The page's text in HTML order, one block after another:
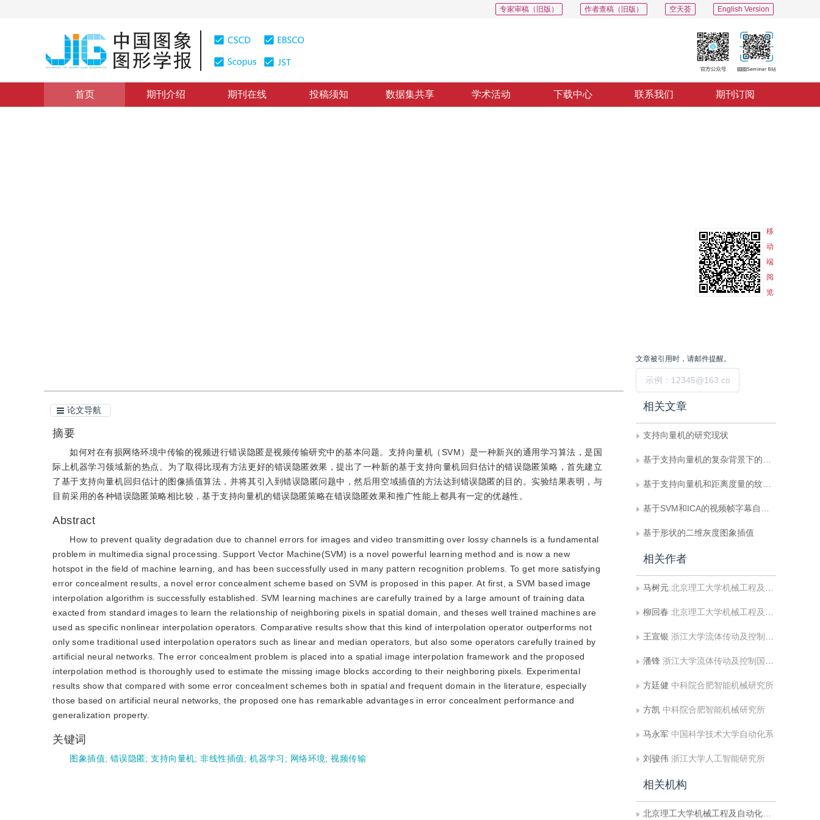
English Version
空天荟
作者查稿（旧版）
专家审稿（旧版）
首页 期刊介绍 期刊在线 投稿须知 数据集共享 学术活动 下载中心 联系我们 期刊订阅
移
动
端
阅
览
论文导航
摘要
如何对在有损网络环境中传输的视频进行错误隐匿是视频传输研究中的基本问题。支持向量机（SVM）是一种新兴的通用学习算法，是国
际上机器学习领域新的热点。为了取得比现有方法更好的错误隐匿效果，提出了一种新的基于支持向量机回归估计的错误隐匿策略，首先建立
了基于支持向量机回归估计的图像插值算法，并将其引入到错误隐匿问题中，然后用空域插值的方法达到错误隐匿的目的。实验结果表明，与
目前采用的各种错误隐匿策略相比较，基于支持向量机的错误隐匿策略在错误隐匿效果和推广性能上都具有一定的优越性。
Abstract
How to prevent quality degradation due to channel errors for images and video transmitting over lossy channels is a fundamental
problem in multimedia signal processing. Support Vector Machine(SVM) is a novel powerful learning method and is now a new
hotspot in the field of machine learning, and has been successfully used in many pattern recognition problems. To get more satisfying
error concealment results, a novel error concealment scheme based on SVM is proposed in this paper. At first, a SVM based image
interpolation algorithm is successfully established. SVM learning machines are carefully trained by a large amount of training data
exacted from standard images to learn the relationship of neighboring pixels in spatial domain, and theses well trained machines are
used as specific nonlinear interpolation operators. Comparative results show that this kind of interpolation operator outperforms not
only some traditional used interpolation operators such as linear and median operators, but also some operators carefully trained by
artificial neural networks. The error concealment problem is placed into a spatial image interpolation framework and the proposed
interpolation method is thoroughly used to estimate the missing image blocks according to their neighboring pixels. Experimental
results show that compared with some error concealment schemes both in spatial and frequent domain in the literature, especially
those based on artificial neural networks, the proposed one has remarkable advantages in error concealment performance and
generalization property.
关键词
图象插值; 错误隐匿;支持向量机;非线性插值;机器学习 ; 网络环境;视频传输
文章被引用时，请邮件提醒。
相关文章
支持向量机的研究现状
基于支持向量机的复杂背景下的人体检测
基于支持向量机和距离度量的纹理分类
基于SVM和ICA的视频帧字幕自动定位与提取
基于形状的二维灰度图象插值
相关作者
马树元 北京理工大学机械工程及自动化学院
柳回春 北京理工大学机械工程及自动化学院
王宣银 浙江大学流体传动及控制国家重点实验室
潘锋 浙江大学流体传动及控制国家重点实验室
方廷健 中科院合肥智能机械研究所
方凯 中科院合肥智能机械研究所
马永军 中国科学技术大学自动化系
刘骏伟 浙江大学人工智能研究所
相关机构
北京理工大学机械工程及自动化学院